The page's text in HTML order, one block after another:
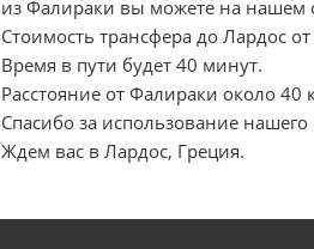
из Фалираки вы можете на нашем
Стоимость трансфера до Лардос
Время в пути будет 40 минут.
Расстояние от Фалираки около 40
Спасибо за использование нашего
Ждем вас в Лардос, Греция.